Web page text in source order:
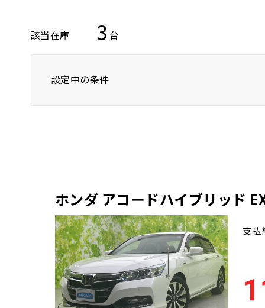
該当在庫 3 台
設定中の条件
ホンダ アコードハイブリッド
支払